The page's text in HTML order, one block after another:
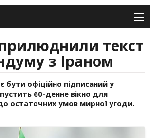
текст
з Іраном
офіційно підписаний у
60-денне вікно для
остаточних умов мирної угоди.